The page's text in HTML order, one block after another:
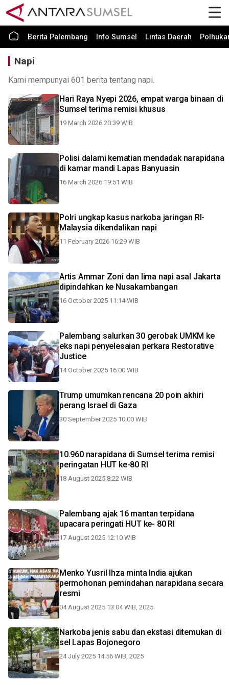
Berita Palembang Info Sumsel Lintas Daerah
Napi
Kami mempunyai 601 berita tentang napi.
Hari Raya Nyepi 2026, empat warga binaan di
Sumsel terima remisi khusus
19 March 2026 20:39 WIB
Polisi dalami kematian mendadak narapidana
di kamar mandi Lapas Banyuasin
16 March 2026 19:51 WIB
Polri ungkap kasus narkoba jaringan RI-
Malaysia dikendalikan napi
11 February 2026 16:29 WIB
Artis Ammar Zoni dan lima napi asal Jakarta
dipindahkan ke Nusakambangan
16 October 2025 11:14 WIB
Palembang salurkan 30 gerobak UMKM ke
eks napi penyelesaian perkara Restorative
Justice
14 October 2025 16:00 WIB
Trump umumkan rencana 20 poin akhiri
perang Israel di Gaza
30 September 2025 10:00 WIB
10.960 narapidana di Sumsel terima remisi
peringatan HUT ke-80 RI
18 August 2025 8:22 WIB
Palembang ajak 16 mantan terpidana
upacara peringati HUT ke- 80 RI
17 August 2025 12:10 WIB
Menko Yusril Ihza minta India ajukan
permohonan pemindahan narapidana secara
resmi
04 August 2025 13:04 WIB, 2025
Narkoba jenis sabu dan ekstasi ditemukan di
sel Lapas Bojonegoro
24 July 2025 14:56 WIB, 2025